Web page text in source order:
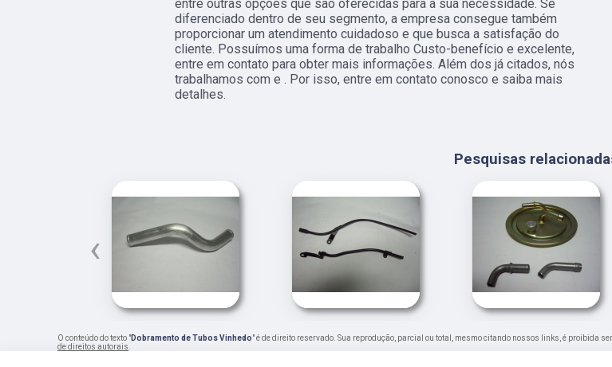
entre outras opções que são oferecidas para a sua necessidade. Se
diferenciado dentro de seu segmento, a empresa consegue também
proporcionar um atendimento cuidadoso e que busca a satisfação do
cliente. Possuímos uma forma de trabalho Custo-benefício e excelente,
entre em contato para obter mais informações. Além dos já citados, nós
trabalhamos com e . Por isso, entre em contato conosco e saiba mais
detalhes.
Pesquisas
‹
O conteúdo do texto "Dobramento de Tubos Vinhedo" é de direito reservado. Sua reprodução, parcial ou total, mesmo citando nossos links, é proibida
de direitos autorais.